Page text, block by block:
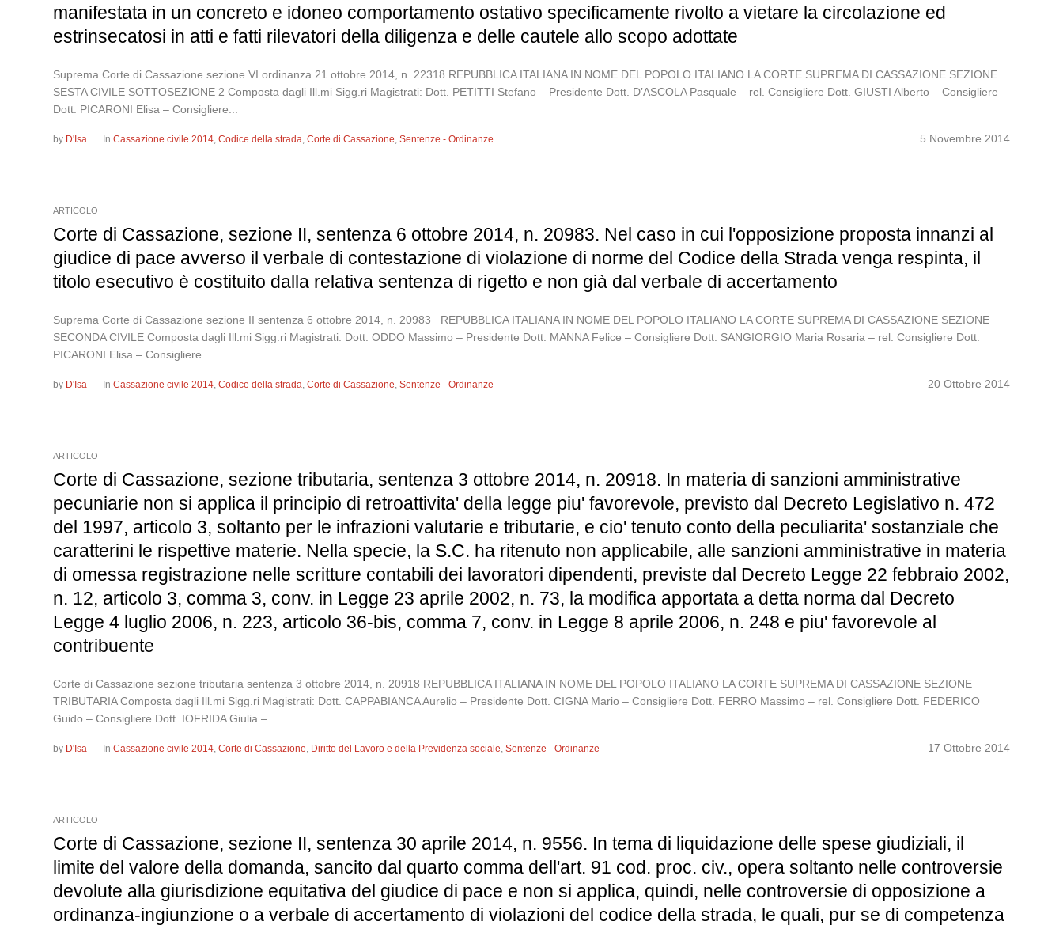
manifestata in un concreto e idoneo comportamento ostativo specificamente rivolto a vietare la circolazione ed
estrinsecatosi in atti e fatti rilevatori della diligenza e delle cautele allo scopo adottate
Suprema Corte di Cassazione sezione VI ordinanza 21 ottobre 2014, n. 22318 REPUBBLICA ITALIANA IN NOME DEL POPOLO ITALIANO LA CORTE SUPREMA DI CASSAZIONE SEZIONE
SESTA CIVILE SOTTOSEZIONE 2 Composta dagli Ill.mi Sigg.ri Magistrati: Dott. PETITTI Stefano – Presidente Dott. D’ASCOLA Pasquale – rel. Consigliere Dott. GIUSTI Alberto – Consigliere
Dott. PICARONI Elisa – Consigliere...
5 Novembre 2014
by D'Isa InCassazione civile 2014,Codice della strada,Corte di Cassazione,Sentenze - Ordinanze
ARTICOLO
Corte di Cassazione, sezione II, sentenza 6 ottobre 2014, n. 20983. Nel caso in cui l'opposizione proposta innanzi al
giudice di pace avverso il verbale di contestazione di violazione di norme del Codice della Strada venga respinta, il
titolo esecutivo è costituito dalla relativa sentenza di rigetto e non già dal verbale di accertamento
Suprema Corte di Cassazione sezione II sentenza 6 ottobre 2014, n. 20983 REPUBBLICA ITALIANA IN NOME DEL POPOLO ITALIANO LA CORTE SUPREMA DI CASSAZIONE SEZIONE
SECONDA CIVILE Composta dagli Ill.mi Sigg.ri Magistrati: Dott. ODDO Massimo – Presidente Dott. MANNA Felice – Consigliere Dott. SANGIORGIO Maria Rosaria – rel. Consigliere Dott.
PICARONI Elisa – Consigliere...
20 Ottobre 2014
by D'Isa InCassazione civile 2014,Codice della strada,Corte di Cassazione,Sentenze - Ordinanze
ARTICOLO
Corte di Cassazione, sezione tributaria, sentenza 3 ottobre 2014, n. 20918. In materia di sanzioni amministrative
pecuniarie non si applica il principio di retroattivita' della legge piu' favorevole, previsto dal Decreto Legislativo n. 472
del 1997, articolo 3, soltanto per le infrazioni valutarie e tributarie, e cio' tenuto conto della peculiarita' sostanziale che
caratterini le rispettive materie. Nella specie, la S.C. ha ritenuto non applicabile, alle sanzioni amministrative in materia
di omessa registrazione nelle scritture contabili dei lavoratori dipendenti, previste dal Decreto Legge 22 febbraio 2002,
n. 12, articolo 3, comma 3, conv. in Legge 23 aprile 2002, n. 73, la modifica apportata a detta norma dal Decreto
Legge 4 luglio 2006, n. 223, articolo 36-bis, comma 7, conv. in Legge 8 aprile 2006, n. 248 e piu' favorevole al
contribuente
Corte di Cassazione sezione tributaria sentenza 3 ottobre 2014, n. 20918 REPUBBLICA ITALIANA IN NOME DEL POPOLO ITALIANO LA CORTE SUPREMA DI CASSAZIONE SEZIONE
TRIBUTARIA Composta dagli Ill.mi Sigg.ri Magistrati: Dott. CAPPABIANCA Aurelio – Presidente Dott. CIGNA Mario – Consigliere Dott. FERRO Massimo – rel. Consigliere Dott. FEDERICO
Guido – Consigliere Dott. IOFRIDA Giulia –...
17 Ottobre 2014
by D'Isa InCassazione civile 2014,Corte di Cassazione, Diritto del Lavoro e della Previdenza sociale,Sentenze - Ordinanze
ARTICOLO
Corte di Cassazione, sezione II, sentenza 30 aprile 2014, n. 9556. In tema di liquidazione delle spese giudiziali, il
limite del valore della domanda, sancito dal quarto comma dell'art. 91 cod. proc. civ., opera soltanto nelle controversie
devolute alla giurisdizione equitativa del giudice di pace e non si applica, quindi, nelle controversie di opposizione a
ordinanza-ingiunzione o a verbale di accertamento di violazioni del codice della strada, le quali, pur se di competenza